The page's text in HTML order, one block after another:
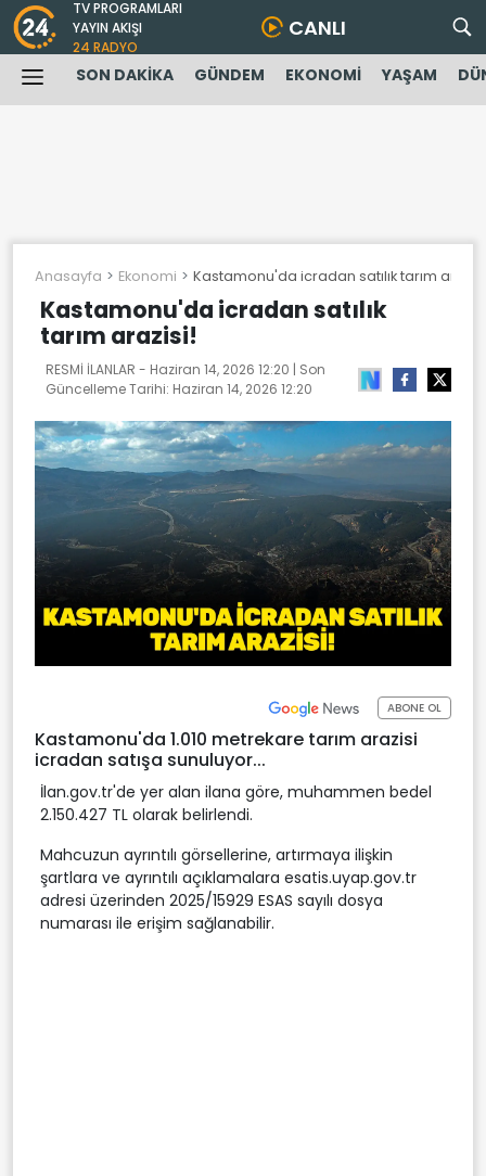
TV PROGRAMLARI
YAYIN AKIŞI
24 RADYO
CANLI
SON DAKİKA GÜNDEM EKONOMİ YAŞAM
Anasayfa Ekonomi Kastamonu'da icradan satılık tarım
Kastamonu'da icradan satılık
tarım arazisi!
RESMİ İLANLAR - Haziran 14, 2026 12:20 | Son
Güncelleme Tarihi: Haziran 14, 2026 12:20
ABONE OL
Kastamonu'da 1.010 metrekare tarım arazisi
icradan satışa sunuluyor...
İlan.gov.tr'de yer alan ilana göre, muhammen bedel
2.150.427 TL olarak belirlendi.
Mahcuzun ayrıntılı görsellerine, artırmaya ilişkin
şartlara ve ayrıntılı açıklamalara esatis.uyap.gov.tr
adresi üzerinden 2025/15929 ESAS sayılı dosya
numarası ile erişim sağlanabilir.